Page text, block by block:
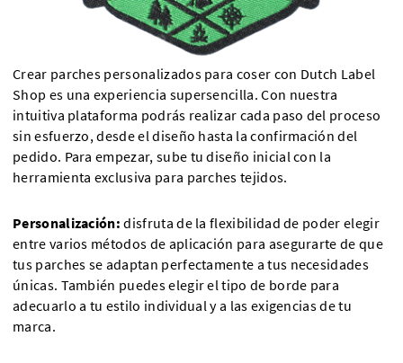
Crear parches personalizados para coser con Dutch Label
Shop es una experiencia supersencilla. Con nuestra
intuitiva plataforma podrás realizar cada paso del proceso
sin esfuerzo, desde el diseño hasta la confirmación del
pedido. Para empezar, sube tu diseño inicial con la
herramienta exclusiva para parches tejidos.
Personalización: disfruta de la flexibilidad de poder elegir
entre varios métodos de aplicación para asegurarte de que
tus parches se adaptan perfectamente a tus necesidades
únicas. También puedes elegir el tipo de borde para
adecuarlo a tu estilo individual y a las exigencias de tu
marca.